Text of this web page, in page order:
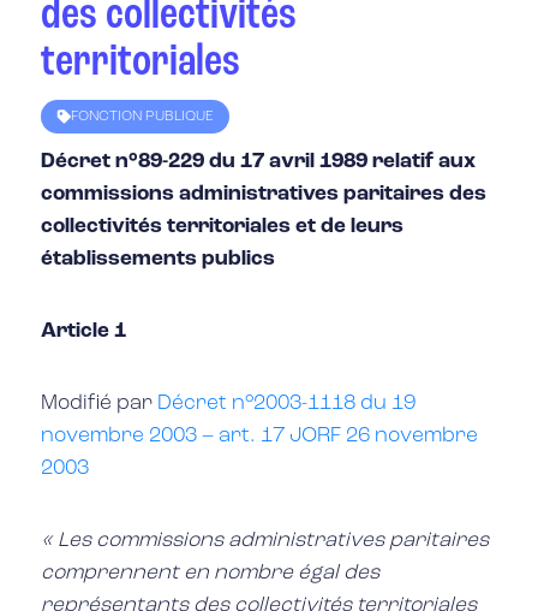
des collectivités
territoriales
FONCTION PUBLIQUE
Décret n°89-229 du 17 avril 1989 relatif aux
commissions administratives paritaires des
collectivités territoriales et de leurs
établissements publics
Article 1
Modifié par Décret n°2003-1118 du 19
novembre 2003 – art. 17 JORF 26 novembre
2003
« Les commissions administratives paritaires
comprennent en nombre égal des
représentants des collectivités territoriales